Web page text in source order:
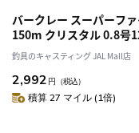
バークレー スーパーフ
150m クリスタル 0.8号
釣具のキャスティング JAL Mall店
2,992 円 （税込）
積算 27 マイル (1倍)